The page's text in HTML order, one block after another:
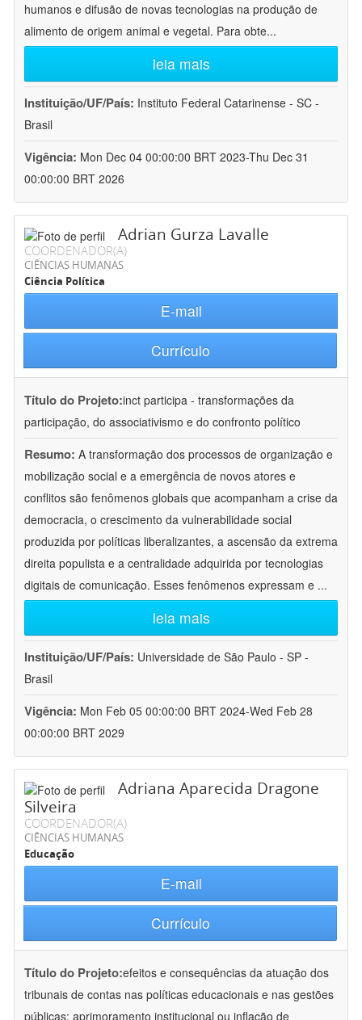
humanos e difusão de novas tecnologias na produção de
alimento de origem animal e vegetal. Para obte...
leia mais
Instituição/UF/País: Instituto Federal Catarinense - SC -
Brasil
Vigência: Mon Dec 04 00:00:00 BRT 2023-Thu Dec 31
00:00:00 BRT 2026
Adrian Gurza Lavalle
COORDENADOR(A)
CIÊNCIAS HUMANAS
Ciência Política
E-mail
Currículo
Título do Projeto:inct participa - transformações da
participação, do associativismo e do confronto político
Resumo: A transformação dos processos de organização e
mobilização social e a emergência de novos atores e
conflitos são fenômenos globais que acompanham a crise da
democracia, o crescimento da vulnerabilidade social
produzida por políticas liberalizantes, a ascensão da extrema
direita populista e a centralidade adquirida por tecnologias
digitais de comunicação. Esses fenômenos expressam e ...
leia mais
Instituição/UF/País: Universidade de São Paulo - SP -
Brasil
Vigência: Mon Feb 05 00:00:00 BRT 2024-Wed Feb 28
00:00:00 BRT 2029
Adriana Aparecida Dragone
Silveira
COORDENADOR(A)
CIÊNCIAS HUMANAS
Educação
E-mail
Currículo
Título do Projeto:efeitos e consequências da atuação dos
tribunais de contas nas políticas educacionais e nas gestões
públicas: aprimoramento institucional ou inflação de